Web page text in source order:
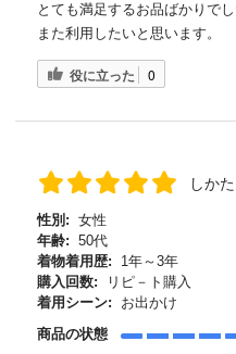
とても満足するお品ばかりでし
また利用したいと思います。
役に立った 0
しか
性別: 女性
年齢: 50代
着物着用歴:
1年～3年
購入回数:
リピ－ト購入
着用シーン:
お出かけ
商品の状態